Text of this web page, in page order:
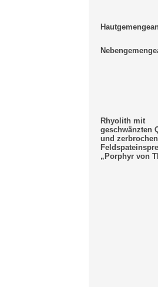
Rhyolith mit
geschwänzten
und
„Porphyr von